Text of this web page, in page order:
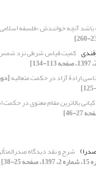
آنچه خوانندش «فلسفه
کمیت قیاس شرطی نزد
ارادۀ آزاد در حکمت متعالیه
بالاترین مقام معنوی در حکمت
شرح و نقد دیدگاه
25-38]